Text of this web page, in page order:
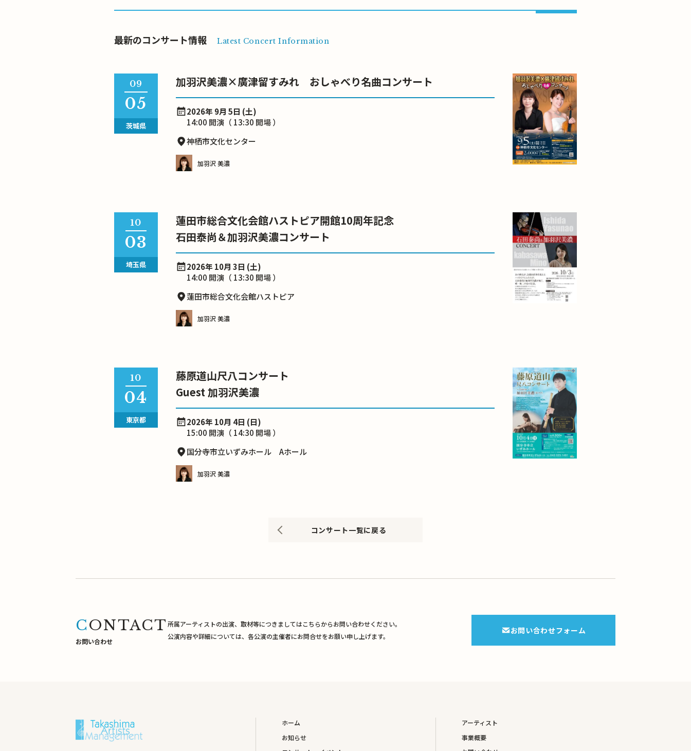
最新のコンサート情報 Latest Concert Information
加羽沢美濃×廣津留すみれ おしゃべり名曲コンサート
2026年 9月 5日 (土)
14:00 開演（ 13:30 開場 ）
神栖市文化センター
加羽沢 美濃
09
05
茨城県
蓮田市総合文化会館ハストピア開館10周年記念
石田泰尚＆加羽沢美濃コンサート
2026年 10月 3日 (土)
14:00 開演（ 13:30 開場 ）
蓮田市総合文化会館ハストピア
加羽沢 美濃
10
03
埼玉県
藤原道山尺八コンサート
Guest 加羽沢美濃
2026年 10月 4日 (日)
15:00 開演（ 14:30 開場 ）
国分寺市立いずみホール Aホール
加羽沢 美濃
10
04
東京都
コンサート一覧に戻る
CONTACT
お問い合わせ
所属アーティストの出演、取材等につきましてはこちらからお問い合わせください。
公演内容や詳細については、各公演の主催者にお問合せをお願い申し上げます。
お問い合わせフォーム
ホーム
お知らせ
アーティスト
事業概要